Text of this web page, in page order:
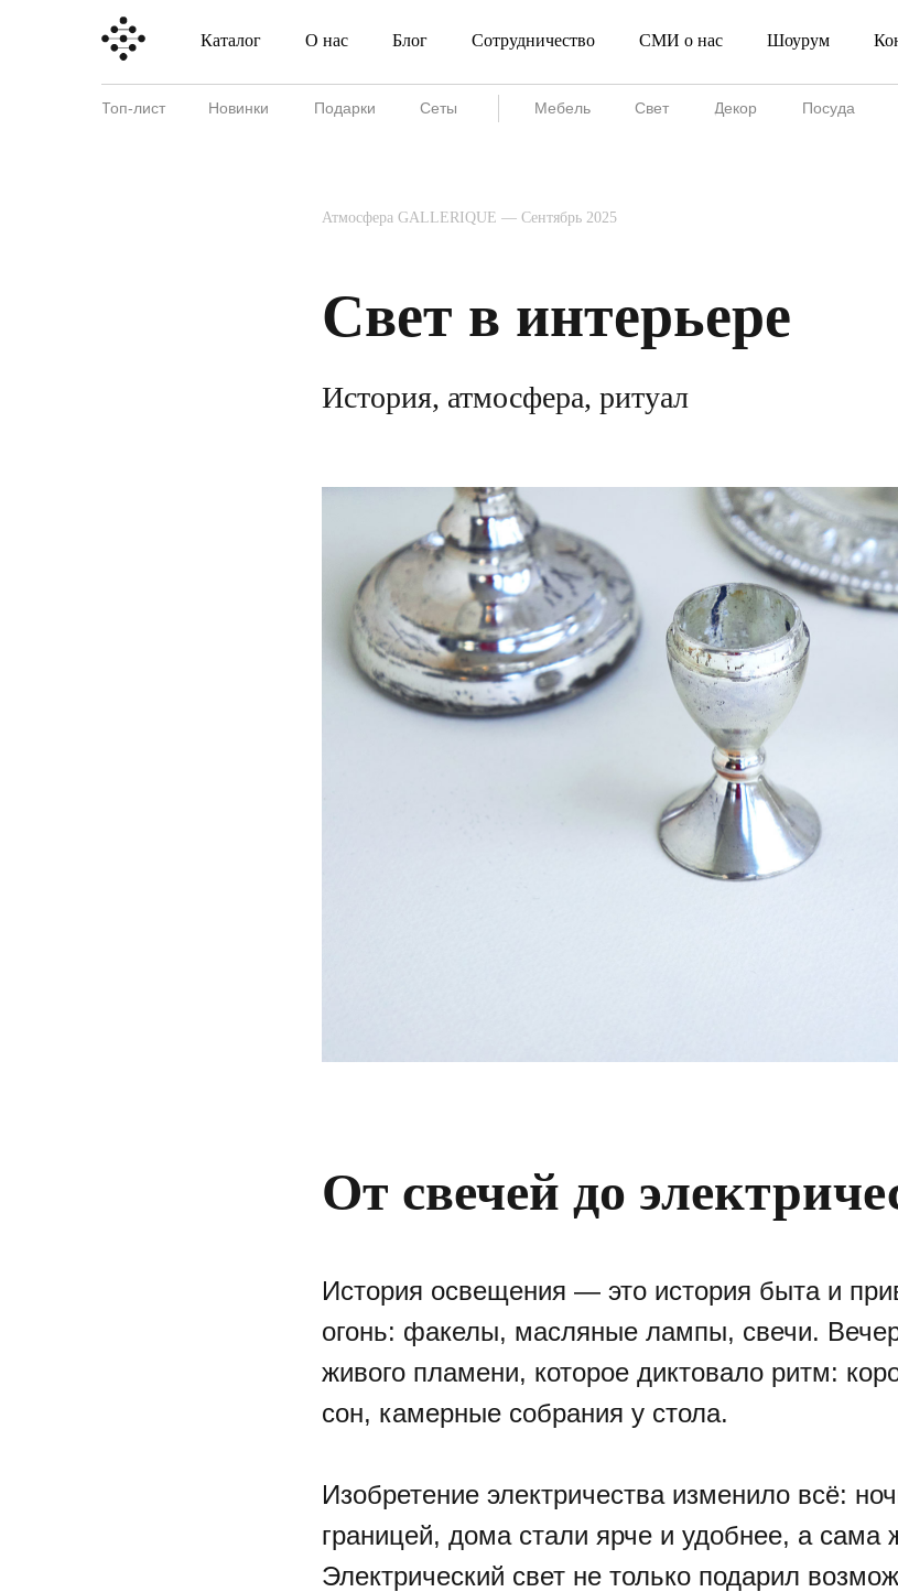
Каталог О нас Блог Сотрудничество СМИ о нас Шоурум
Каталог О нас Блог СМИ о нас
Сотрудничество
Новинки Подарки
Топ-лист Посуда
Декор
Свет
Мебель
Сеты
Атмосфера GALLERIQUE — Сентябрь 2025
Свет в интерьере
История, атмосфера, ритуал
От свечей до
История освещения — это история быта и
огонь: факелы, масляные лампы, свечи.
живого пламени, которое диктовало ритм:
сон, камерные собрания у стола.
Изобретение электричества изменило всё:
границей, дома стали ярче и удобнее, а
Электрический свет не только подарил